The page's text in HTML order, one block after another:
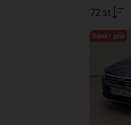
72 st
Sänkt pris